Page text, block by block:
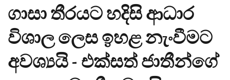
ගාසා තීරයට හදිසි ආධාර
විශාල ලෙස ඉහළ නැංවීමට
අවශ්‍යයි - එක්සත් ජාතීන්ගේ